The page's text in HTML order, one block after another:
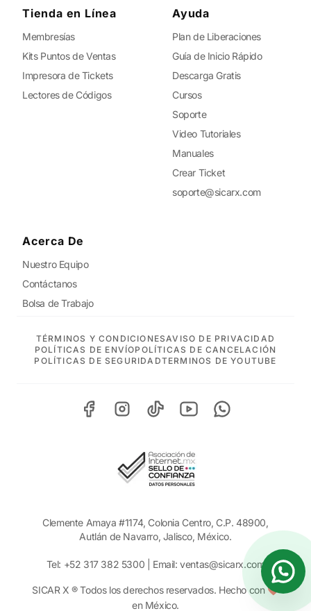
Tienda en Línea
Membresías
Kits Puntos de Ventas
Impresora de Tickets
Lectores de Códigos
Ayuda
Plan de Liberaciones
Guía de Inicio Rápido
Descarga Gratis
Cursos
Soporte
Video Tutoriales
Manuales
Crear Ticket
soporte@sicarx.com
Acerca De
Nuestro Equipo
Contáctanos
Bolsa de Trabajo
TÉRMINOS Y CONDICIONESAVISO DE PRIVACIDAD
POLÍTICAS DE ENVÍOPOLÍTICAS DE CANCELACIÓN
POLÍTICAS DE SEGURIDADTERMINOS DE YOUTUBE
Clemente Amaya #1174, Colonia Centro, C.P. 48900,
Autlán de Navarro, Jalisco, México.
Tel: +52 317 382 5300 | Email:ventas@sicarx.com
SICAR X ® Todos los derechos reservados. Hecho con ❤️
en México.